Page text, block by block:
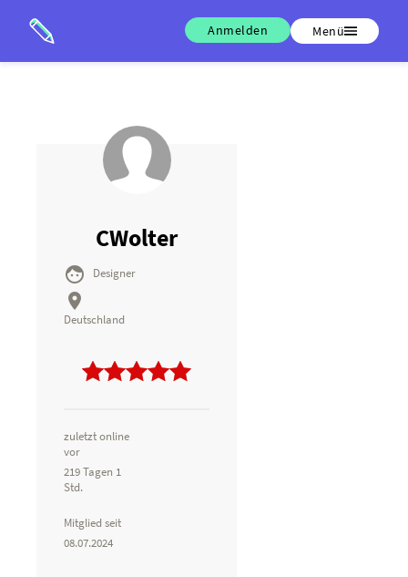
Anmelden Menü
CWolter
 Designer

Deutschland
zuletzt online
vor
219 Tagen 1
Std.
Mitglied seit
08.07.2024